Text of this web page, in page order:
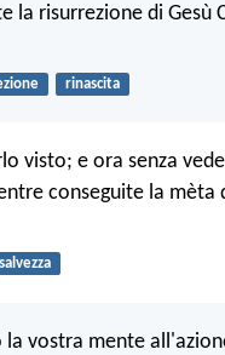
la risurrezione di Gesù
rinascita
visto; e ora senza
conseguite la mèta
salvezza
vostra mente